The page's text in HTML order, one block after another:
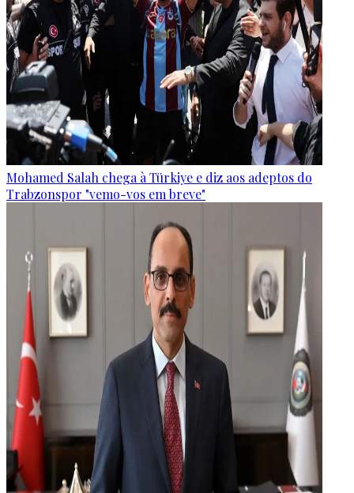
Mohamed Salah chega à Türkiye e diz aos adeptos do
Trabzonspor "vemo-vos em breve"